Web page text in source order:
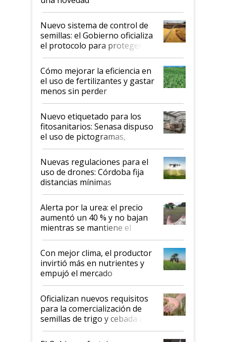
Nuevo sistema de control de
semillas: el Gobierno oficializa
el protocolo para proteger la
propiedad intelectual
Cómo mejorar la eficiencia en
el uso de fertilizantes y gastar
menos sin perder
productividad en la campaña
fina
Nuevo etiquetado para los
fitosanitarios: Senasa dispuso
el uso de pictogramas,
palabras de advertencia e
indicaciones
Nuevas regulaciones para el
uso de drones: Córdoba fija
distancias mínimas
Alerta por la urea: el precio
aumentó un 40 % y no bajan
mientras se mantiene el
conflicto en Medio Oriente
Con mejor clima, el productor
invirtió más en nutrientes y
empujó el mercado
Oficializan nuevos requisitos
para la comercialización de
semillas de trigo y cebada a
granel